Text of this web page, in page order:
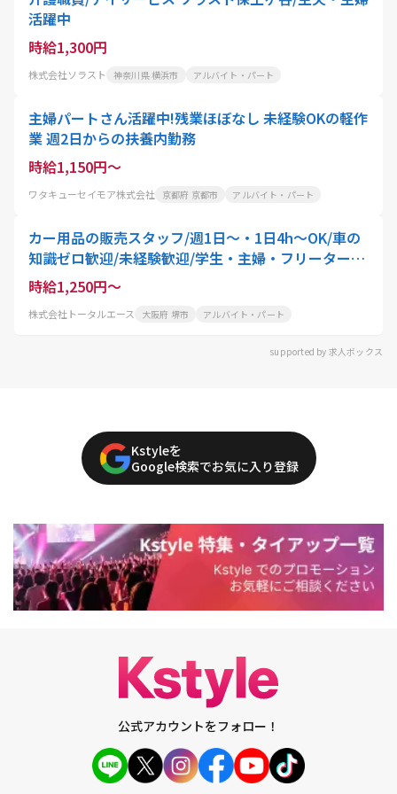
活躍中
時給1,300円
株式会社ソラスト 神奈川県 横浜市 アルバイト・パート
主婦パートさん活躍中!残業ほぼなし 未経験OKの軽作
業 週2日からの扶養内勤務
時給1,150円～
ワタキューセイモア株式会社 京都府 京都市 アルバイト・パート
カー用品の販売スタッフ/週1日～・1日4h～OK/車の
知識ゼロ歓迎/未経験歓迎/学生・主婦・フリーター大
歓迎
時給1,250円～
株式会社トータルエース 大阪府 堺市 アルバイト・パート
supported by 求人ボックス
Kstyleを
Google検索でお気に入り登録
公式アカウントをフォロー！